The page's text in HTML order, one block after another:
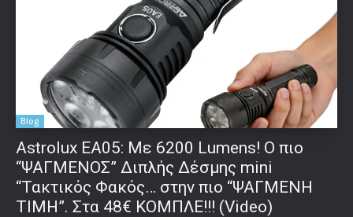
Blog
Astrolux ΕΑ05: Με 6200 Lumens! Ο πιο
“ΨΑΓΜΕΝΟΣ” Διπλής Δέσμης mini
“Τακτικός Φακός… στην πιο “ΨΑΓΜΕΝΗ
ΤΙΜΗ”. Στα 48€ ΚΟΜΠΛΕ!!! (Video)